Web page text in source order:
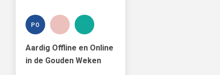
PO
Aardig Offline en Online
in de Gouden Weken